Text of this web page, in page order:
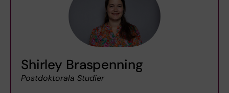
Shirley Braspenning
Postdoktorala Studier